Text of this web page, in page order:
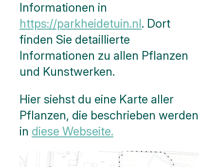
Informationen in
https://parkheidetuin.nl. Dort
finden Sie detaillierte
Informationen zu allen Pflanzen
und Kunstwerken.
Hier siehst du eine Karte aller
Pflanzen, die beschrieben werden
in diese Webseite.